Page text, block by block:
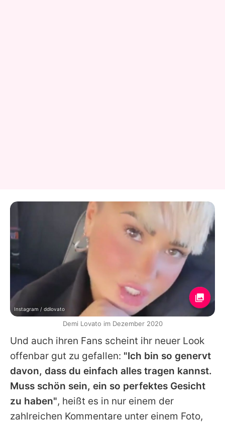
Und auch ihren Fans scheint ihr neuer Look
offenbar gut zu gefallen: "Ich bin so genervt
davon, dass du einfach alles tragen kannst.
Muss schön sein, ein so perfektes Gesicht
zu haben", heißt es in nur einem der
zahlreichen Kommentare unter einem Foto,
Instagram / ddlovato
Demi Lovato im Dezember 2020